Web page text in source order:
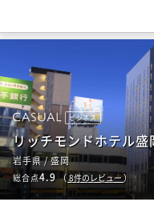
ビジネス
リッチモンドホテル盛
岩手県 / 盛岡
総合点4.9（ 8件のレビュー）